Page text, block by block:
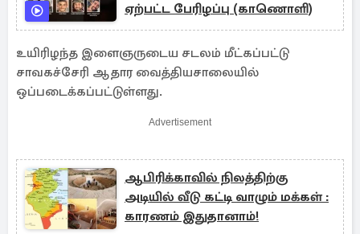
ஏற்பட்ட பேரிழப்பு (காணொளி)
உயிரிழந்த இளைஞருடைய சடலம் மீட்கப்பட்டு
சாவகச்சேரி ஆதார வைத்தியசாலையில்
ஒப்படைக்கப்பட்டுள்ளது.
Advertisement
ஆபிரிக்காவில் நிலத்திற்கு
அடியில் வீடு கட்டி வாழும் மக்கள் :
காரணம் இதுதானாம்!